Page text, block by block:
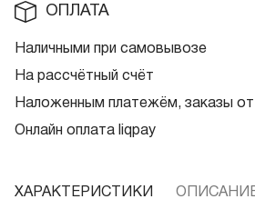
ОПЛАТА
Наличными при самовывозе
На рассчётный счёт
Наложенным платежём, заказы от
Онлайн оплата liqpay
ХАРАКТЕРИСТИКИ